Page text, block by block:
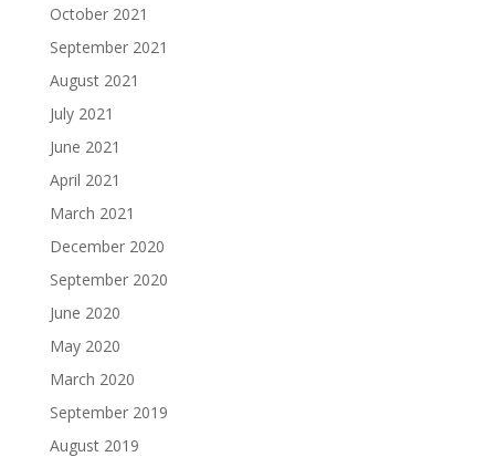
October 2021
September 2021
August 2021
July 2021
June 2021
April 2021
March 2021
December 2020
September 2020
June 2020
May 2020
March 2020
September 2019
August 2019